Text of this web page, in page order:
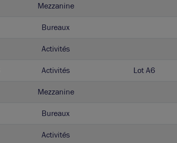
Mezzanine
Bureaux
Activités
Activités Lot A6
Mezzanine
Bureaux
Activités